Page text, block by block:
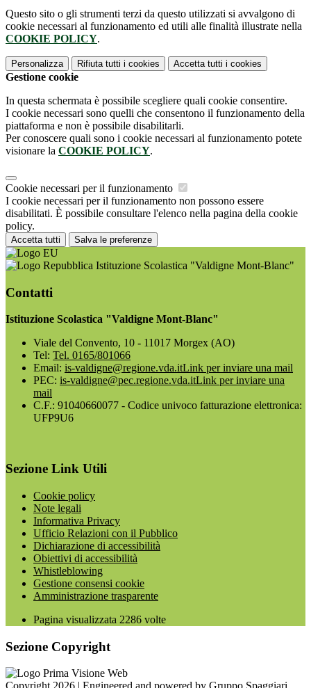
Questo sito o gli strumenti terzi da questo utilizzati si avvalgono di
cookie necessari al funzionamento ed utili alle finalità illustrate nella
COOKIE POLICY.
Personalizza Rifiuta tutti i cookies Accetta tutti i cookies
Gestione cookie
In questa schermata è possibile scegliere quali cookie consentire.
I cookie necessari sono quelli che consentono il funzionamento della
piattaforma e non è possibile disabilitarli.
Per conoscere quali sono i cookie necessari al funzionamento potete
visionare la COOKIE POLICY.
Cookie necessari per il funzionamento
I cookie necessari per il funzionamento non possono essere
disabilitati. È possibile consultare l'elenco nella pagina della cookie
policy.
Accetta tutti Salva le preferenze
Istituzione Scolastica "Valdigne Mont-Blanc"
Contatti
Istituzione Scolastica "Valdigne Mont-Blanc"
Viale del Convento, 10 - 11017 Morgex (AO)
Tel: Tel. 0165/801066
Email: is-valdigne@regione.vda.itLink per inviare una mail
PEC: is-valdigne@pec.regione.vda.itLink per inviare una
mail
C.F.: 91040660077 - Codice univoco fatturazione elettronica:
UFP9U6
Sezione Link Utili
Cookie policy
Note legali
Informativa Privacy
Ufficio Relazioni con il Pubblico
Dichiarazione di accessibilità
Obiettivi di accessibilità
Whistleblowing
Gestione consensi cookie
Amministrazione trasparente
Pagina visualizzata 2286 volte
Sezione Copyright